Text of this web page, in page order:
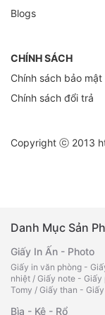
Blogs
CHÍNH SÁCH
Chính sách bảo mật
Chính sách đổi trả
Copyright ⓒ 2013
Danh Mục Sản
Giấy In Ấn - Photo
Giấy in văn phòng -
nhiệt / Giấy note - Giấy
Tomy / Giấy than -
Bìa - Kệ - Rổ